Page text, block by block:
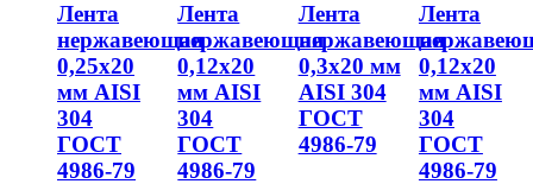
Лента
нержавеющая
0,25х20
мм AISI
304
ГОСТ
4986-79
Лента
нержавеющая
0,12х20
мм AISI
304
ГОСТ
4986-79
Лента
нержавеющая
0,3х20 мм
AISI 304
ГОСТ
4986-79
Лента
0,12х20
мм AISI
304
ГОСТ
4986-79